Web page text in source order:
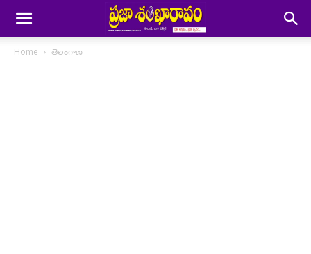
Home తెలంగాణ